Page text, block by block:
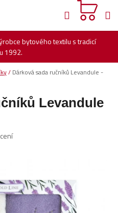
bytového textilu s tradicí
1992.
Hledat
/ Dárková sada ručníků Levandule -
Levandule